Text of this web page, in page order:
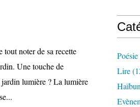
noter de sa recette
Une touche de
lumière ? La lumière
Lire